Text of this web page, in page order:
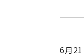
6月